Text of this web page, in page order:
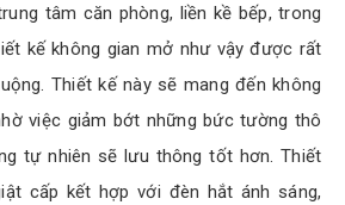
tâm căn phòng, liền kề bếp, trong
kế không gian mở như vậy được rất
Thiết kế này sẽ mang đến không
việc giảm bớt những bức tường thô
tự nhiên sẽ lưu thông tốt hơn. Thiết
cấp kết hợp với đèn hắt ánh sáng,